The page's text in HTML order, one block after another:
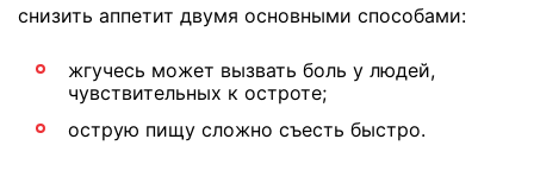
снизить аппетит двумя основными способами:
жгучесь может вызвать боль у людей,
чувствительных к остроте;
острую пищу сложно съесть быстро.